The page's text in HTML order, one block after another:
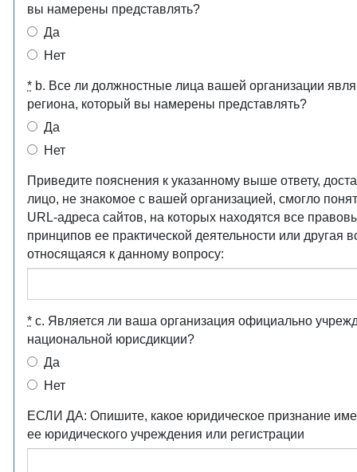
вы намерены представлять?
Да
Нет
* b. Все ли должностные лица вашей организации
региона, который вы намерены представлять?
Да
Нет
Приведите пояснения к указанному выше ответу,
лицо, не знакомое с вашей организацией, смогло
URL-адреса сайтов, на которых находятся все
принципов ее практической деятельности или другая
относящаяся к данному вопросу:
* c. Является ли ваша организация официально
национальной юрисдикции?
Да
Нет
ЕСЛИ ДА: Опишите, какое юридическое признание
ее юридического учреждения или регистрации